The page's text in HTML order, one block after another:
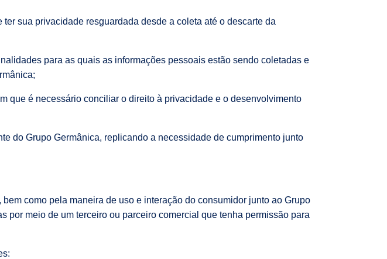
sua privacidade resguardada desde a coleta até o descarte da
para as quais as informações pessoais estão sendo coletadas e
que é necessário conciliar o direito à privacidade e o desenvolvimento
do Grupo Germânica, replicando a necessidade de cumprimento junto
como pela maneira de uso e interação do consumidor junto ao Grupo
meio de um terceiro ou parceiro comercial que tenha permissão para